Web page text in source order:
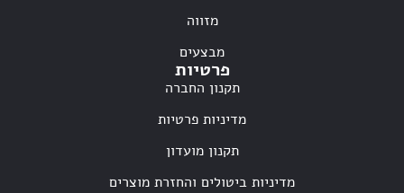
מזווה
מבצעים
פרטיות
תקנון החברה
מדיניות פרטיות
תקנון מועדון
מדיניות ביטולים והחזרת מוצרים